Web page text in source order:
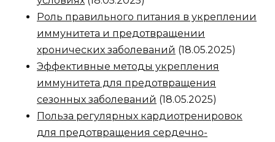
Роль правильного питания в укреплении
иммунитета и предотвращении
хронических заболеваний (18.05.2025)
Эффективные методы укрепления
иммунитета для предотвращения
сезонных заболеваний (18.05.2025)
Польза регулярных кардиотренировок
для предотвращения сердечно-